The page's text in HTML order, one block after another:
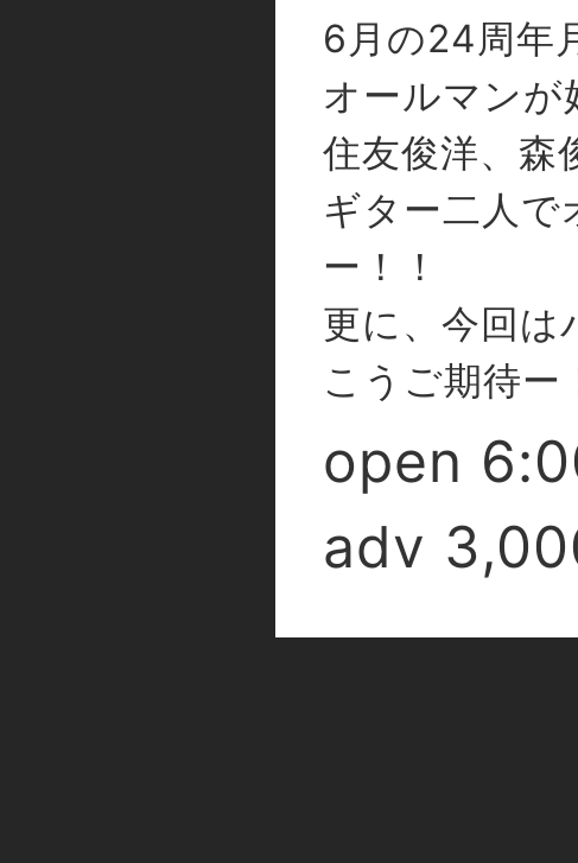
6月の24周年
オールマンが
住友俊洋、森
ギター二人
ー！！
更に、今回は
こうご期待ー
open
adv